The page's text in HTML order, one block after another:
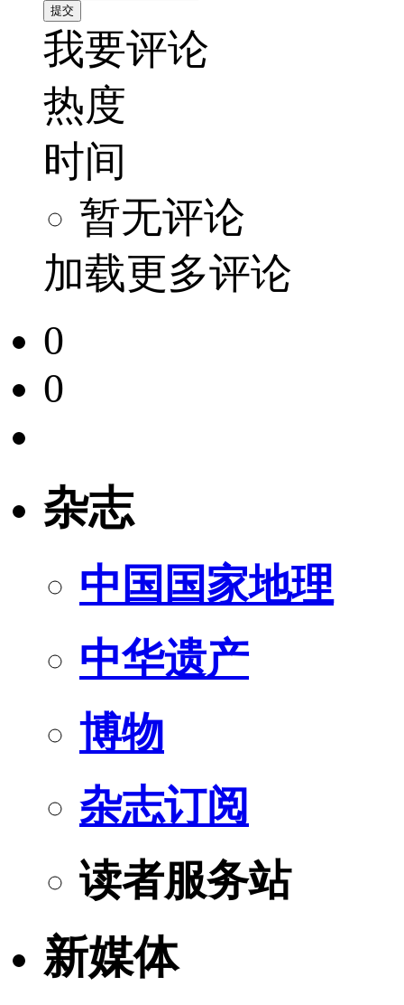
我要评论
热度
时间
暂无评论
加载更多评论
0
0
杂志
中国国家地理
中华遗产
博物
杂志订阅
读者服务站
新媒体